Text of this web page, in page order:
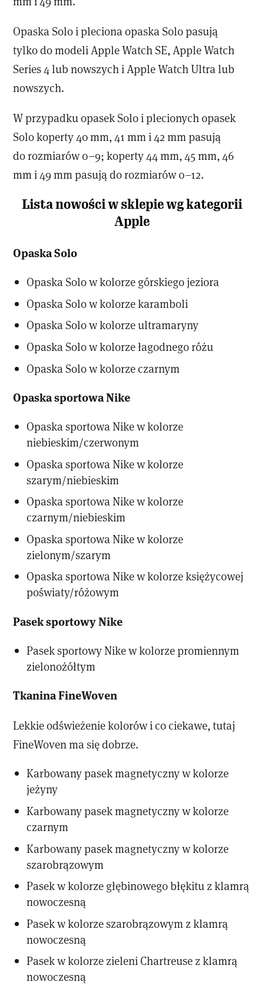
Opaska Solo i pleciona opaska Solo pasują
tylko do modeli Apple Watch SE, Apple Watch
Series 4 lub nowszych i Apple Watch Ultra lub
nowszych.
W przypadku opasek Solo i plecionych opasek
Solo koperty 40 mm, 41 mm i 42 mm pasują
do rozmiarów 0–9; koperty 44 mm, 45 mm, 46
mm i 49 mm pasują do rozmiarów 0–12.
Lista nowości w sklepie wg kategorii
Apple
Opaska Solo
Opaska Solo w kolorze górskiego jeziora
Opaska Solo w kolorze karamboli
Opaska Solo w kolorze ultramaryny
Opaska Solo w kolorze łagodnego różu
Opaska Solo w kolorze czarnym
Opaska sportowa Nike
Opaska sportowa Nike w kolorze
niebieskim/czerwonym
Opaska sportowa Nike w kolorze
szarym/niebieskim
Opaska sportowa Nike w kolorze
czarnym/niebieskim
Opaska sportowa Nike w kolorze
zielonym/szarym
Opaska sportowa Nike w kolorze księżycowej
poświaty/różowym
Pasek sportowy Nike
Pasek sportowy Nike w kolorze promiennym
zielonożółtym
Tkanina FineWoven
Lekkie odświeżenie kolorów i co ciekawe, tutaj
FineWoven ma się dobrze.
Karbowany pasek magnetyczny w kolorze
jeżyny
Karbowany pasek magnetyczny w kolorze
czarnym
Karbowany pasek magnetyczny w kolorze
szarobrązowym
Pasek w kolorze głębinowego błękitu z klamrą
nowoczesną
Pasek w kolorze szarobrązowym z klamrą
nowoczesną
Pasek w kolorze zieleni Chartreuse z klamrą
nowoczesną